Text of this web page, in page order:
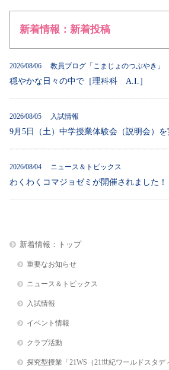
新着情報：新着投稿
2026/08/06 教員ブログ「こまじょのつぶやき」
穏やかな日々の中で［理科科 A.I.］
2026/08/05 入試情報
9月5日（土）中学授業体験会（説明会）を
2026/08/04 ニュース＆トピックス
わくわくコマジョゼミが開催されました！
新着情報：トップ
重要なお知らせ
ニュース＆トピックス
入試情報
イベント情報
クラブ活動
探究型授業「21WS（21世紀ワールドスタデ